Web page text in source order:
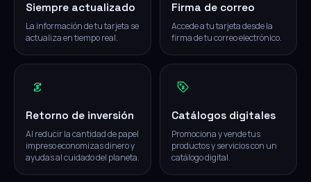
Siempre actualizado
La información de tu tarjeta se
actualiza en tiempo real.
Firma de correo
Accede a tu tarjeta desde la
firma de tu correo electrónico.
Retorno de inversión
Al reducir la cantidad de papel
impreso economizas dinero y
ayudas al cuidado del planeta.
Catálogos digitales
Promociona y vende tus
productos y servicios con un
catálogo digital.